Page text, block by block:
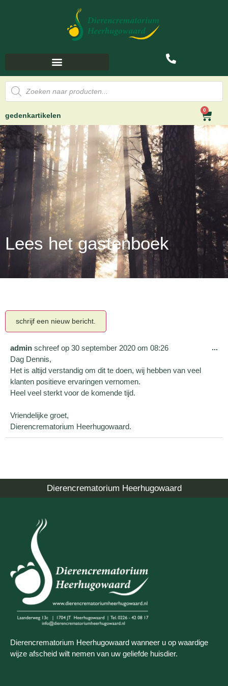
gedenkartikelen
0
Lees het gastenboek
admin schreef op 30 september 2020 om 08:26
Dag Dennis,
Het is altijd verstandig om dit te doen, wij hebben van veel
klanten positieve ervaringen vernomen.
Heel veel sterkt voor de komende tijd.
Vriendelijke groet,
Dierencrematorium Heerhugowaard.
...
Dierencrematorium Heerhugowaard
Dierencrematorium Heerhugowaard wanneer u op waardige
wijze afscheid wilt nemen van uw geliefde huisdier.